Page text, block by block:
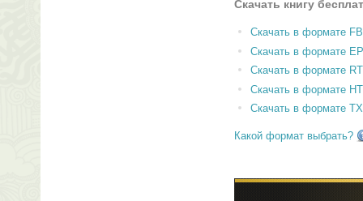
Скачать книгу
Скачать в формате
Скачать в формате
Скачать в формате
Скачать в формате
Скачать в формате
Какой формат выбрать?